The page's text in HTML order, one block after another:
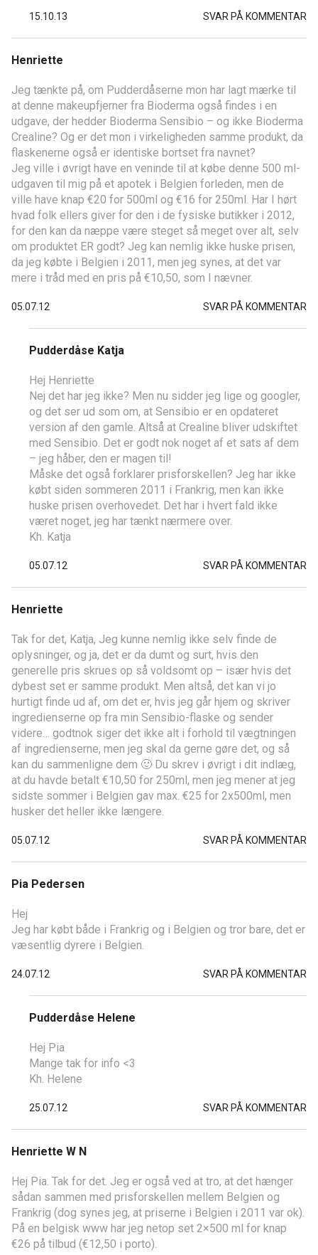
15.10.13 SVAR PÅ KOMMENTAR
Henriette
Jeg tænkte på, om Pudderdåserne mon har lagt mærke til
at denne makeupfjerner fra Bioderma også findes i en
udgave, der hedder Bioderma Sensibio – og ikke Bioderma
Crealine? Og er det mon i virkeligheden samme produkt, da
flaskenerne også er identiske bortset fra navnet?
Jeg ville i øvrigt have en veninde til at købe denne 500 ml-
udgaven til mig på et apotek i Belgien forleden, men de
ville have knap €20 for 500ml og €16 for 250ml. Har I hørt
hvad folk ellers giver for den i de fysiske butikker i 2012,
for den kan da næppe være steget så meget over alt, selv
om produktet ER godt? Jeg kan nemlig ikke huske prisen,
da jeg købte i Belgien i 2011, men jeg synes, at det var
mere i tråd med en pris på €10,50, som I nævner.
05.07.12 SVAR PÅ KOMMENTAR
Pudderdåse Katja
Hej Henriette
Nej det har jeg ikke? Men nu sidder jeg lige og googler,
og det ser ud som om, at Sensibio er en opdateret
version af den gamle. Altså at Crealine bliver udskiftet
med Sensibio. Det er godt nok noget af et sats af dem
– jeg håber, den er magen til!
Måske det også forklarer prisforskellen? Jeg har ikke
købt siden sommeren 2011 i Frankrig, men kan ikke
huske prisen overhovedet. Det har i hvert fald ikke
været noget, jeg har tænkt nærmere over.
Kh. Katja
05.07.12 SVAR PÅ KOMMENTAR
Henriette
Tak for det, Katja, Jeg kunne nemlig ikke selv finde de
oplysninger, og ja, det er da dumt og surt, hvis den
generelle pris skrues op så voldsomt op – især hvis det
dybest set er samme produkt. Men altså, det kan vi jo
hurtigt finde ud af, om det er, hvis jeg går hjem og skriver
ingredienserne op fra min Sensibio-flaske og sender
videre… godtnok siger det ikke alt i forhold til vægtningen
af ingredienserne, men jeg skal da gerne gøre det, og så
kan du sammenligne dem 🙂 Du skrev i øvrigt i dit indlæg,
at du havde betalt €10,50 for 250ml, men jeg mener at jeg
sidste sommer i Belgien gav max. €25 for 2x500ml, men
husker det heller ikke længere.
05.07.12 SVAR PÅ KOMMENTAR
Pia Pedersen
Hej
Jeg har købt både i Frankrig og i Belgien og tror bare, det er
væsentlig dyrere i Belgien.
24.07.12 SVAR PÅ KOMMENTAR
Pudderdåse Helene
Hej Pia
Mange tak for info <3
Kh. Helene
25.07.12 SVAR PÅ KOMMENTAR
Henriette W N
Hej Pia. Tak for det. Jeg er også ved at tro, at det hænger
sådan sammen med prisforskellen mellem Belgien og
Frankrig (dog synes jeg, at priserne i Belgien i 2011 var ok).
På en belgisk www har jeg netop set 2×500 ml for knap
€26 på tilbud (€12,50 i porto).